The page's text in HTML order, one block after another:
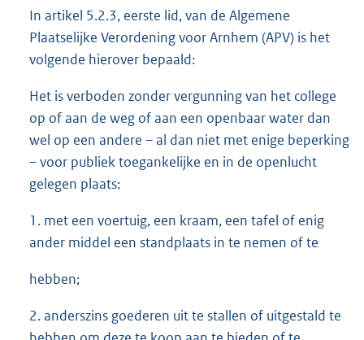
In artikel 5.2.3, eerste lid, van de Algemene
Plaatselijke Verordening voor Arnhem (APV) is het
volgende hierover bepaald:
Het is verboden zonder vergunning van het college
op of aan de weg of aan een openbaar water dan
wel op een andere – al dan niet met enige beperking
– voor publiek toegankelijke en in de openlucht
gelegen plaats:
1. met een voertuig, een kraam, een tafel of enig
ander middel een standplaats in te nemen of te
hebben;
2. anderszins goederen uit te stallen of uitgestald te